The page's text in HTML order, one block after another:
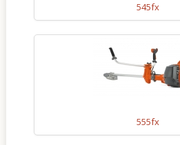
Hasznos tippek
545fx
555fx